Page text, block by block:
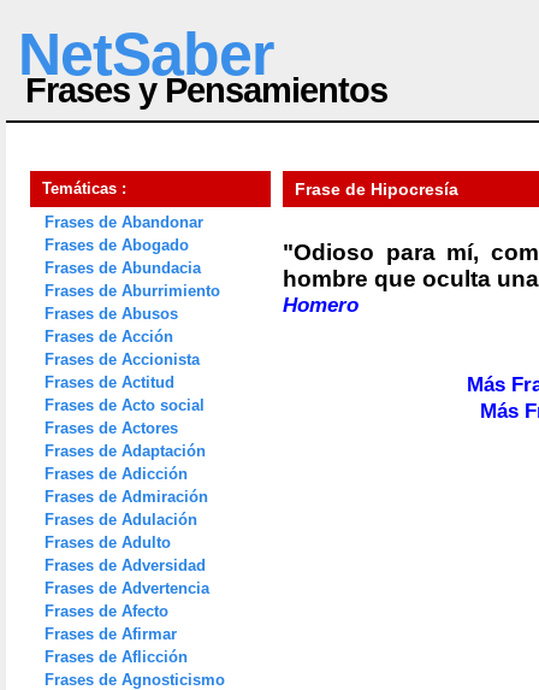
NetSaber
Frases y Pensamientos
Temáticas :
Frases de Abandonar
Frases de Abogado
Frases de Abundacia
Frases de Aburrimiento
Frases de Abusos
Frases de Acción
Frases de Accionista
Frases de Actitud
Frases de Acto social
Frases de Actores
Frases de Adaptación
Frases de Adicción
Frases de Admiración
Frases de Adulación
Frases de Adulto
Frases de Adversidad
Frases de Advertencia
Frases de Afecto
Frases de Afirmar
Frases de Aflicción
Frases de Agnosticismo
Frase de Hipocresía
"Odioso para mí,
hombre que oculta
Homero
Más
Más